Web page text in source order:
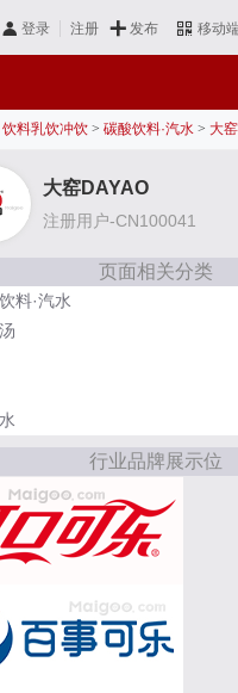
登录 注册 发布 移动
饮料乳饮冲饮 > 碳酸饮料·汽水 > 大
大窑DAYAO
注册用户-CN100041
页面相关分类
料·汽水
行业品牌展示位